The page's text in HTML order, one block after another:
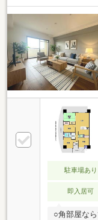
駐車場あり
即入居可
○角部屋な